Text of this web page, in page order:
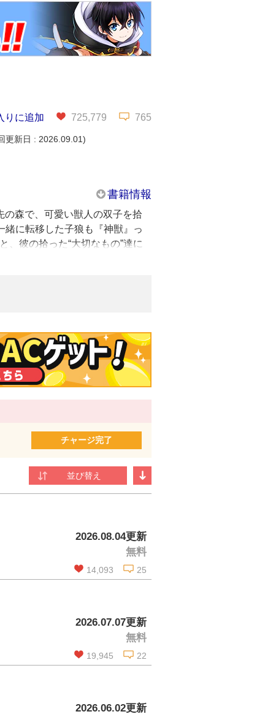
りに追加
725,779 765
更新日 : 2026.09.01)
書籍情報
の森で、可愛い獣人の双子を拾
緒に転移した子狼も『神獣』っ
彼の拾った“大切なもの”達に
気ランキング第１位獲得の人気
リー刊、全5巻）
）
巻）を発行。
しょう～子狼に気に入られた男の
デビュー。チョコレートとカフ
チャージ完了
2026.08.04更新
無料
14,093 25
2026.07.07更新
無料
19,945 22
2026.06.02更新